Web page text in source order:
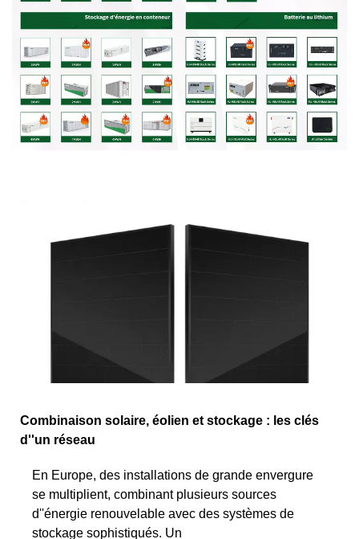
Combinaison solaire, éolien et stockage : les clés
d''un réseau
En Europe, des installations de grande envergure
se multiplient, combinant plusieurs sources
d''énergie renouvelable avec des systèmes de
stockage sophistiqués. Un